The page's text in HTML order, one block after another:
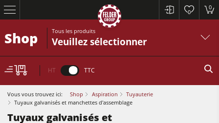
0
0
Shop Tous les produits
Veuillez sélectionner
HT TTC
Vous vous trouvez ici: Shop Aspiration
Tuyauterie
Tuyaux galvanisés et manchettes d'assemblage
Tuyaux galvanisés et